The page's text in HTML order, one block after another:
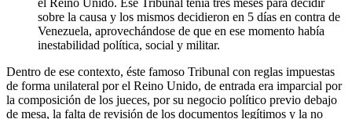
sobre la causa y los mismos decidieron en 5 días en contra de
Venezuela, aprovechándose de que en ese momento había
inestabilidad política, social y militar.
Dentro de ese contexto, éste famoso Tribunal con reglas impuestas
de forma unilateral por el Reino Unido, de entrada era imparcial por
la composición de los jueces, por su negocio político previo debajo
de mesa, la falta de revisión de los documentos legítimos y la no